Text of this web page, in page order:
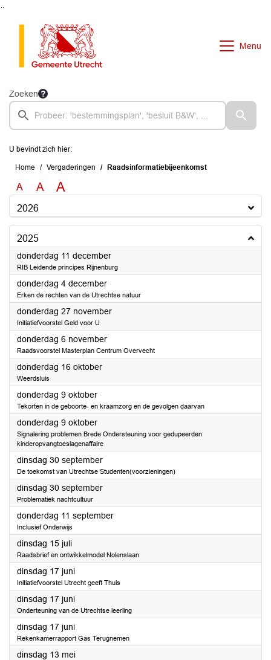
Menu
Zoeken
U bevindt zich hier:
Home Vergaderingen Raadsinformatiebijeenkomst
A A A
2026
2025
donderdag 11 december2025
RIB Leidende principes Rijnenburg
donderdag 4 december2025
Erken de rechten van de Utrechtse natuur
donderdag 27 november2025
Initiatiefvoorstel Geld voor U
donderdag 6 november2025
Raadsvoorstel Masterplan Centrum Overvecht
donderdag 16 oktober2025
Weerdsluis
donderdag 9 oktober2025
Tekorten in de geboorte- en kraamzorg en de gevolgen daarvan
donderdag 9 oktober2025
Signalering problemen Brede Ondersteuning voor gedupeerden
kinderopvangtoeslagenaffaire
dinsdag 30 september2025
De toekomst van Utrechtse Studenten(voorzieningen)
dinsdag 30 september2025
Problematiek nachtcultuur
donderdag 11 september2025
Inclusief Onderwijs
dinsdag 15 juli2025
Raadsbrief en ontwikkelmodel Nolenslaan
dinsdag 17 juni2025
Initiatiefvoorstel Utrecht geeft Thuis
dinsdag 17 juni2025
Onderteuning van de Utrechtse leerling
dinsdag 17 juni2025
Rekenkamerrapport Gas Terugnemen
dinsdag 13 mei2025